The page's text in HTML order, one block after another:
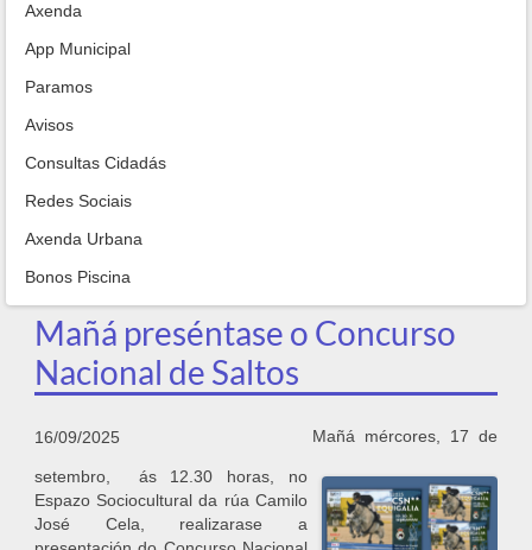
Axenda
App Municipal
Paramos
Avisos
Consultas Cidadás
Redes Sociais
Axenda Urbana
Bonos Piscina
Mañá preséntase o Concurso
Nacional de Saltos
16/09/2025 Mañá mércores, 17 de
setembro, ás 12.30 horas, no
Espazo Sociocultural da rúa Camilo
José Cela, realizarase a